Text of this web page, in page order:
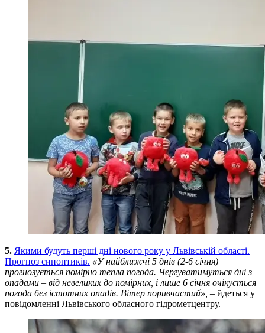
5. Якими будуть перші дні нового року у Львівській області.
Прогноз синоптиків. «У найближчі 5 днів (2-6 січня)
прогнозується помірно тепла погода. Чергуватимуться дні з
опадами – від невеликих до помірних, і лише 6 січня очікується
погода без істотних опадів. Вітер поривчастий», – йдеться у
повідомленні Львівського обласного гідрометцентру.